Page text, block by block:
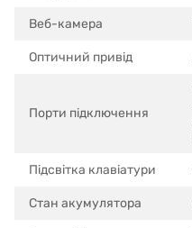
Веб-камера
Оптичний привід
Порти підключення
Підсвітка клавіатури
Стан акумулятора